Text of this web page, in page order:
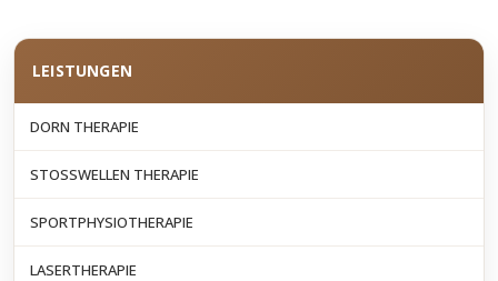
LEISTUNGEN
DORN THERAPIE
STOSSWELLEN THERAPIE
SPORTPHYSIOTHERAPIE
LASERTHERAPIE